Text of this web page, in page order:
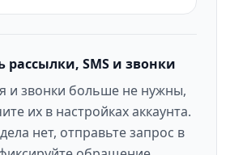
рассылки, SMS и звонки
и звонки больше не нужны,
их в настройках аккаунта.
нет, отправьте запрос в